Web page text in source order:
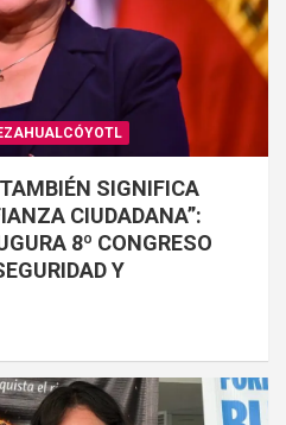
SIGNIFICA
CIUDADANA”:
8º CONGRESO
Y